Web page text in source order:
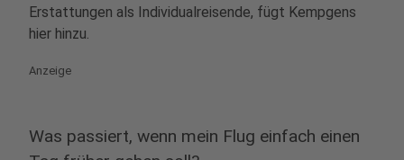
Erstattungen als Individualreisende, fügt Kempgens
hier hinzu.
Anzeige
Was passiert, wenn mein Flug einfach einen